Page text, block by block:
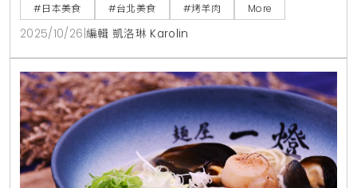
#日本美食 #台北美食 #烤羊肉 More
2025/10/26 編輯 凱洛琳 Karolin